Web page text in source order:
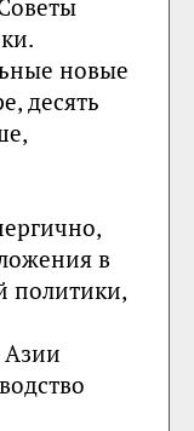
новые
десять
в
политики,
Азии